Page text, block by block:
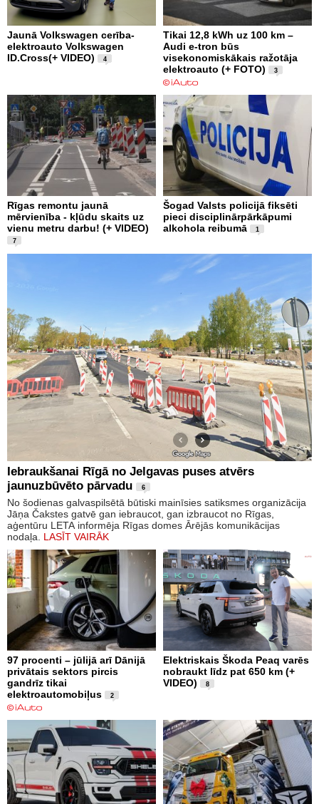
Jaunā Volkswagen cerība-
elektroauto Volkswagen
ID.Cross(+ VIDEO)
4
Tikai 12,8 kWh uz 100 km –
Audi e-tron būs
visekonomiskākais ražotāja
elektroauto (+ FOTO)
3
Rīgas remontu jaunā
mērvienība - kļūdu skaits uz
vienu metru darbu! (+ VIDEO)
7
Šogad Valsts policijā fiksēti
pieci disciplinārpārkāpumi
alkohola reibumā
1
Iebraukšanai Rīgā no Jelgavas puses atvērs
jaunuzbūvēto pārvadu
6
No šodienas galvaspilsētā būtiski mainīsies satiksmes organizācija
Jāņa Čakstes gatvē gan iebraucot, gan izbraucot no Rīgas,
aģentūru LETA informēja Rīgas domes Ārējās komunikācijas
nodaļa. LASĪT VAIRĀK
97 procenti – jūlijā arī Dānijā
privātais sektors pircis
gandrīz tikai
elektroautomobiļus
2
Elektriskais Škoda Peaq varēs
nobraukt līdz pat 650 km (+
VIDEO)
8